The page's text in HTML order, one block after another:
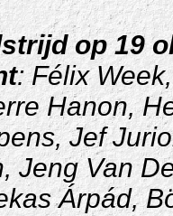
op 19
: Félix
Hanon,
Jef
Jeng Van
Árpád,